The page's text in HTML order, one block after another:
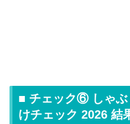
■ チェック⑥ しゃぶ
けチェック 2026 結